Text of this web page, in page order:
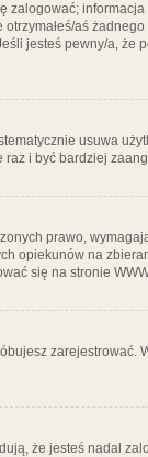
aś
jesteś pewny/a, że
usuwa
i być bardziej
prawo,
opiekunów na
się na stronie
zarejestrować.
że jesteś nadal